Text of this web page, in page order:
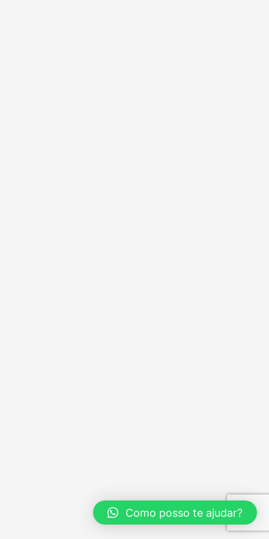
Como posso te ajudar?